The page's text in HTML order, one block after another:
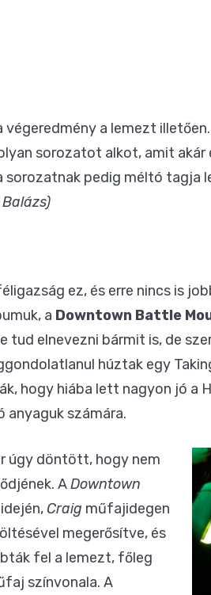
a lemezt
sorozatot alkot, amit
sorozatnak pedig méltó tagja
ez, és erre nincs is
a Downtown Battle
elnevezni bármit is, de
húztak egy
hogy hiába lett nagyon jó a
anyaguk számára.
úgy döntött, hogy nem
ADowntown
Craig műfajidegen
megerősítve, és
fel a lemezt, főleg
színvonala. A